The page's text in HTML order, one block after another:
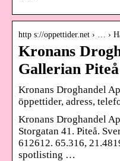
http s://oppettider.net › … ›
Kronans
Gallerian
Kronans Droghandel
öppettider, adress,
Kronans Droghandel
Storgatan 41. Piteå.
612612. 65.316,
spotlisting …